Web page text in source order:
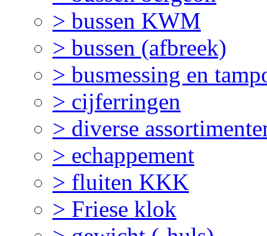
> bussen KWM
> bussen (afbreek)
> busmessing en
> cijferringen
> diverse
> echappement
> fluiten KKK
> Friese klok